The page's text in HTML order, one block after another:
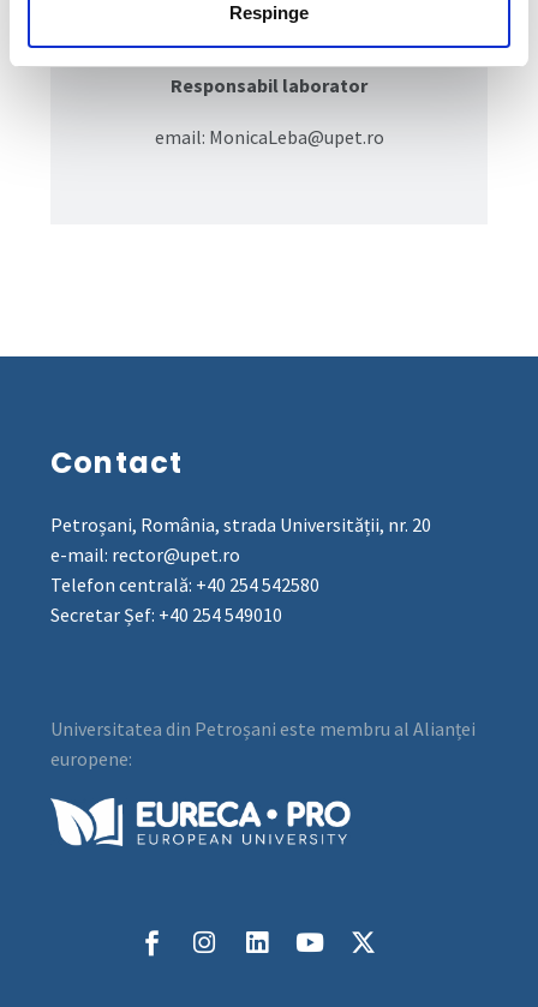
Respinge
Leba Monica
Responsabil laborator
email: MonicaLeba@upet.ro
Contact
Petroșani, România, strada Universității, nr. 20
e-mail: rector@upet.ro
Telefon centrală: +40 254 542580
Secretar Șef: +40 254 549010
Universitatea din Petroșani este membru al Alianței
europene: